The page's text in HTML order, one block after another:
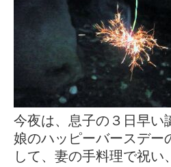
今夜は、息子の３日早い
娘のハッピーバースデー
して、妻の手料理で祝